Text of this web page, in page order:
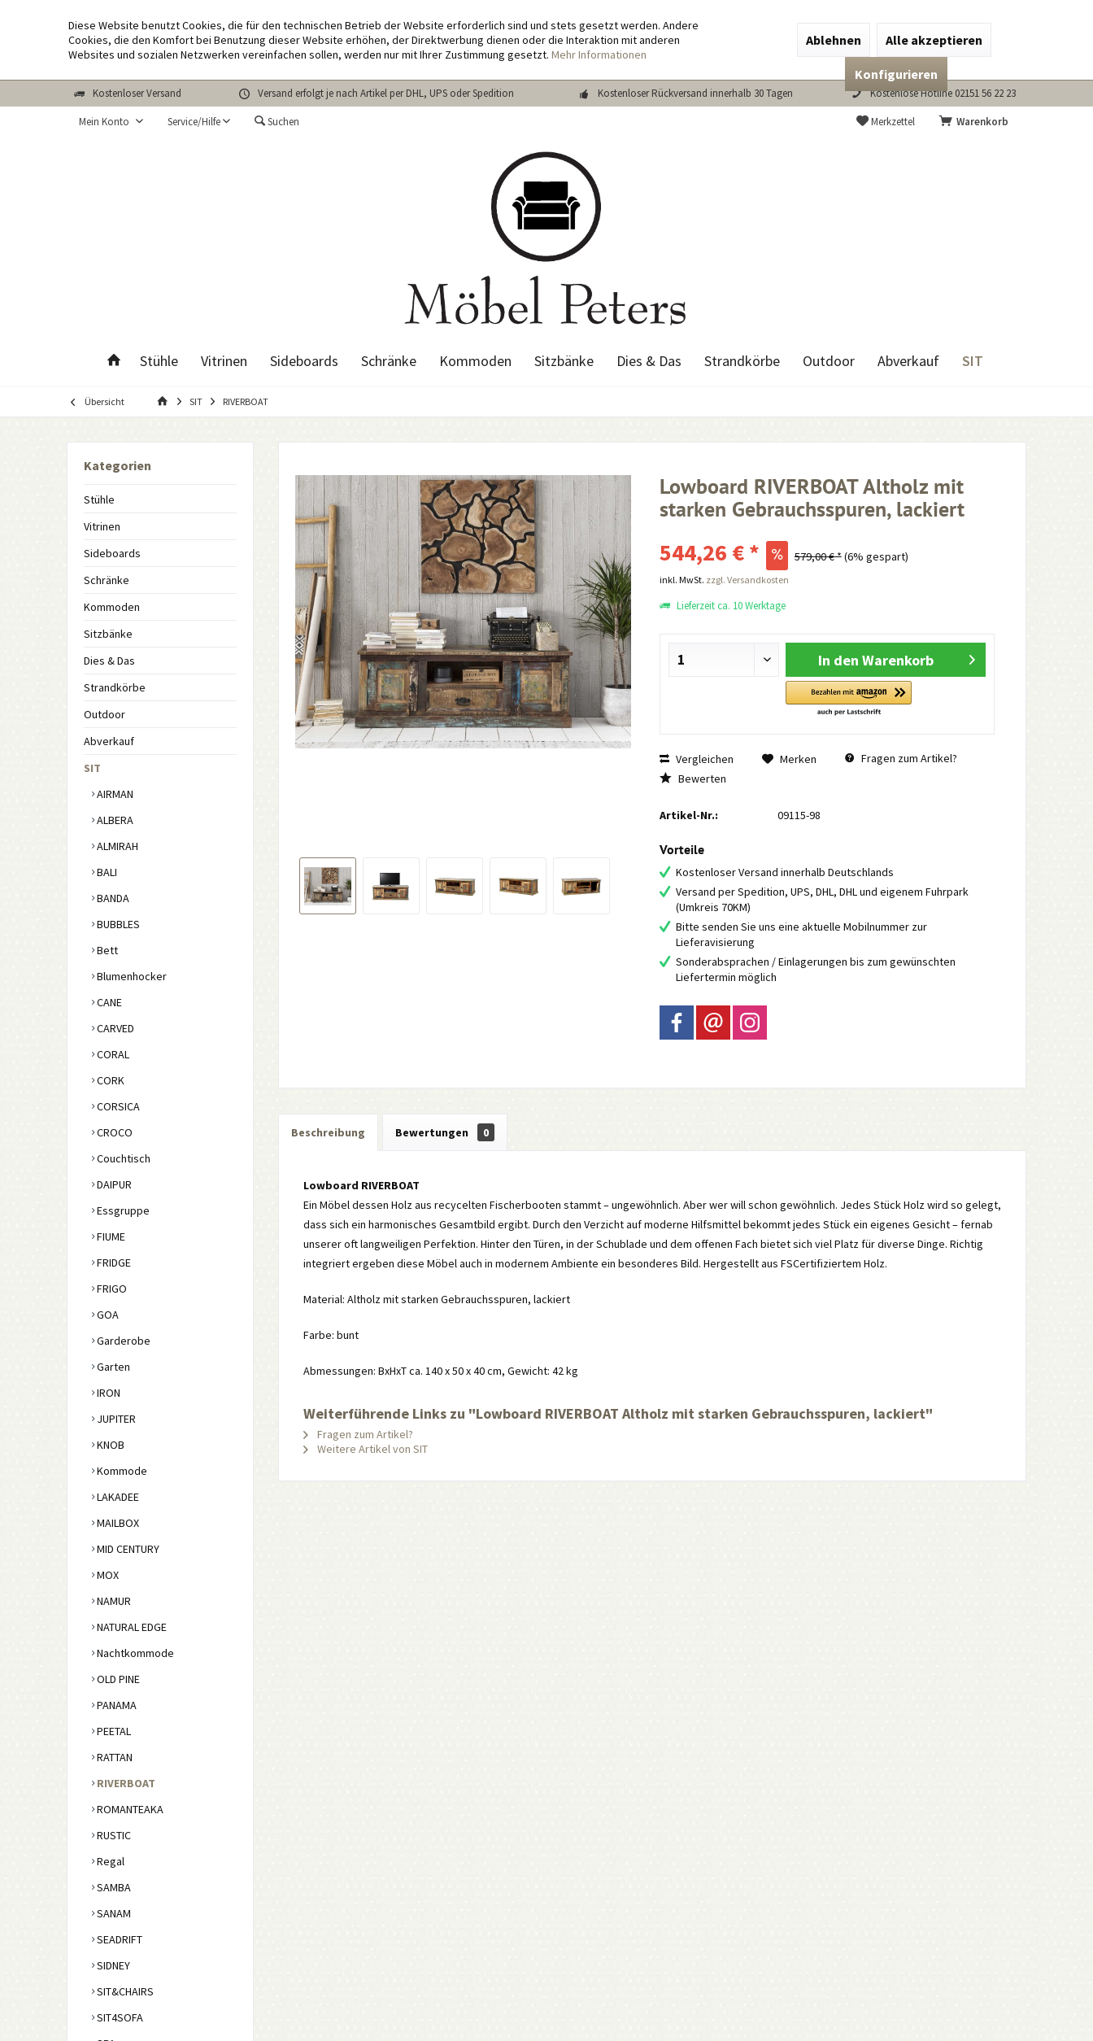
Diese Website benutzt Cookies, die für den technischen Betrieb der Website erforderlich sind und stets gesetzt werden. Andere
Cookies, die den Komfort bei Benutzung dieser Website erhöhen, der Direktwerbung dienen oder die Interaktion mit anderen
Websites und sozialen Netzwerken vereinfachen sollen, werden nur mit Ihrer Zustimmung gesetzt. Mehr Informationen
Ablehnen Alle akzeptieren
Konfigurieren
Kostenloser Versand Versand erfolgt je nach Artikel per DHL, UPS oder Spedition Kostenloser Rückversand innerhalb 30 Tagen Kostenlose Hotline 02151 56 22 23
Warenkorb
Merkzettel
Mein Konto Service/Hilfe Suchen
Stühle Vitrinen Sideboards Schränke Kommoden Sitzbänke Dies & Das Strandkörbe Outdoor Abverkauf SIT
Übersicht SIT RIVERBOAT
Kategorien
Stühle
Vitrinen
Sideboards
Schränke
Kommoden
Sitzbänke
Dies & Das
Strandkörbe
Outdoor
Abverkauf
SIT
AIRMAN
ALBERA
ALMIRAH
BALI
BANDA
BUBBLES
Bett
Blumenhocker
CANE
CARVED
CORAL
CORK
CORSICA
CROCO
Couchtisch
DAIPUR
Essgruppe
FIUME
FRIDGE
FRIGO
GOA
Garderobe
Garten
IRON
JUPITER
KNOB
Kommode
LAKADEE
MAILBOX
MID CENTURY
MOX
NAMUR
NATURAL EDGE
Nachtkommode
OLD PINE
PANAMA
PEETAL
RATTAN
RIVERBOAT
ROMANTEAKA
RUSTIC
Regal
SAMBA
SANAM
SEADRIFT
SIDNEY
SIT&CHAIRS
SIT4SOFA
Lowboard RIVERBOAT Altholz mit
starken Gebrauchsspuren, lackiert
544,26 € * 579,00 € *(6% gespart)
inkl. MwSt. zzgl. Versandkosten
Lieferzeit ca. 10 Werktage
In den Warenkorb
Vergleichen Merken
Fragen zum Artikel?
Bewerten
Artikel-Nr.: 09115-98
Vorteile
Kostenloser Versand innerhalb Deutschlands
Versand per Spedition, UPS, DHL, DHL und eigenem Fuhrpark
(Umkreis 70KM)
Bitte senden Sie uns eine aktuelle Mobilnummer zur
Lieferavisierung
Sonderabsprachen / Einlagerungen bis zum gewünschten
Liefertermin möglich
Beschreibung Bewertungen 0
Lowboard RIVERBOAT
Ein Möbel dessen Holz aus recycelten Fischerbooten stammt – ungewöhnlich. Aber wer will schon gewöhnlich. Jedes Stück Holz wird so gelegt,
dass sich ein harmonisches Gesamtbild ergibt. Durch den Verzicht auf moderne Hilfsmittel bekommt jedes Stück ein eigenes Gesicht – fernab
unserer oft langweiligen Perfektion. Hinter den Türen, in der Schublade und dem offenen Fach bietet sich viel Platz für diverse Dinge. Richtig
integriert ergeben diese Möbel auch in modernem Ambiente ein besonderes Bild. Hergestellt aus FSCertifiziertem Holz.
Material: Altholz mit starken Gebrauchsspuren, lackiert
Farbe: bunt
Abmessungen: BxHxT ca. 140 x 50 x 40 cm, Gewicht: 42 kg
Weiterführende Links zu "Lowboard RIVERBOAT Altholz mit starken Gebrauchsspuren, lackiert"
Fragen zum Artikel?
Weitere Artikel von SIT